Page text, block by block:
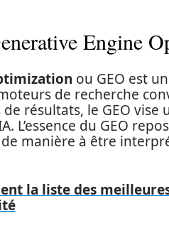
Engine
ou GEO est
de recherche
résultats, le GEO
L’essence du GEO
manière à être
la liste des